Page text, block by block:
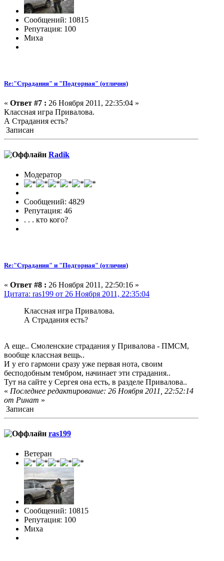
Сообщений: 10815
Репутация: 100
Миха
Re:"Страдания" и "Подгорная" (отличия)
« Ответ #7 : 26 Ноября 2011, 22:35:04 »
Классная игра Привалова.
А Страдания есть?
Записан
Radik
Модератор
Сообщений: 4829
Репутация: 46
. . . кто кого?
Re:"Страдания" и "Подгорная" (отличия)
« Ответ #8 : 26 Ноября 2011, 22:50:16 »
Цитата: ras199 от 26 Ноября 2011, 22:35:04
Классная игра Привалова.
А Страдания есть?
А еще.. Смоленские страдания у Привалова - ПМСМ,
вообще классная вещь..
И у его гармони сразу уже первая нота, своим
бесподобным тембром, начинает эти страдания..
Тут на сайте у Сергея она есть, в разделе Привалова..
« Последнее редактирование: 26 Ноября 2011, 22:52:14
от Ринат »
Записан
ras199
Ветеран
Сообщений: 10815
Репутация: 100
Миха